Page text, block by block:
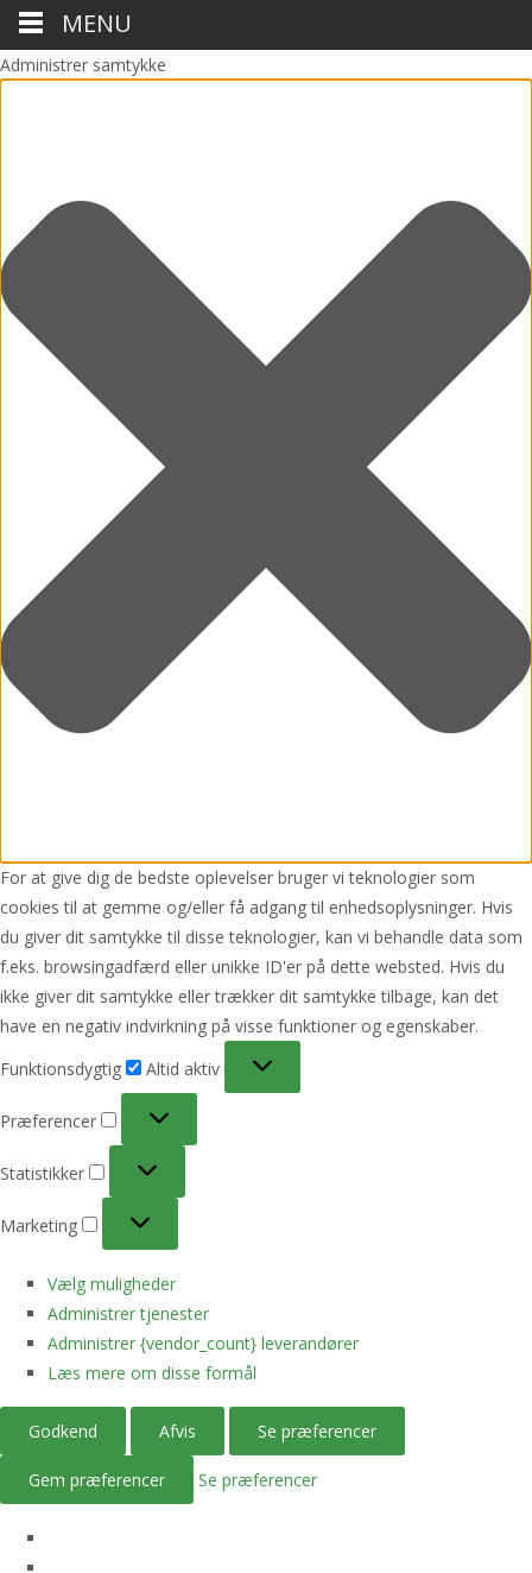
Administrer samtykke
For at give dig de bedste oplevelser bruger vi teknologier som
cookies til at gemme og/eller få adgang til enhedsoplysninger. Hvis
du giver dit samtykke til disse teknologier, kan vi behandle data som
f.eks. browsingadfærd eller unikke ID'er på dette websted. Hvis du
ikke giver dit samtykke eller trækker dit samtykke tilbage, kan det
have en negativ indvirkning på visse funktioner og egenskaber.
Funktionsdygtig
Altid aktiv
Præferencer
Statistikker
Marketing
Vælg muligheder
Administrer tjenester
Administrer {vendor_count} leverandører
Læs mere om disse formål
Godkend Afvis Se præferencer
Gem præferencer Se præferencer
MENU